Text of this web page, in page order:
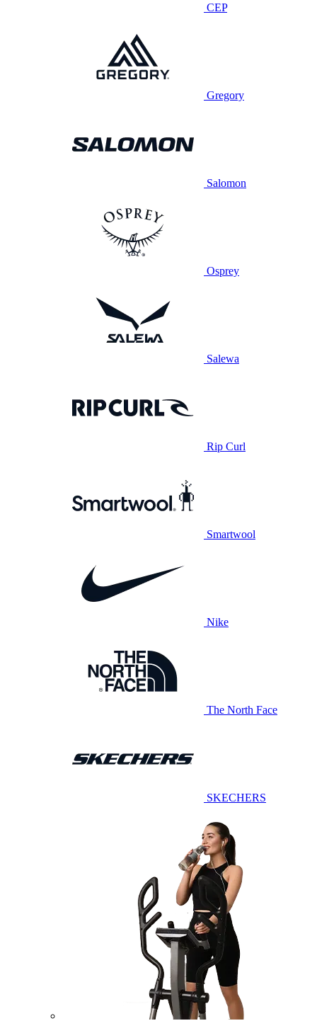
CEP
Gregory
Salomon
Osprey
Salewa
Rip Curl
Smartwool
Nike
The North Face
SKECHERS